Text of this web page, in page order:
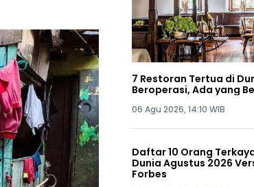
7 Restoran Tertua di
Beroperasi, Ada yang
06 Agu 2026, 14:10 WIB
Daftar 10 Orang
Dunia Agustus 2026
Forbes